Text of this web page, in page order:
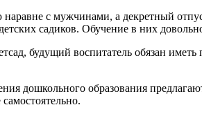
с мужчинами, а декретный
садиков. Обучение в них
будущий воспитатель обязан
дошкольного образования